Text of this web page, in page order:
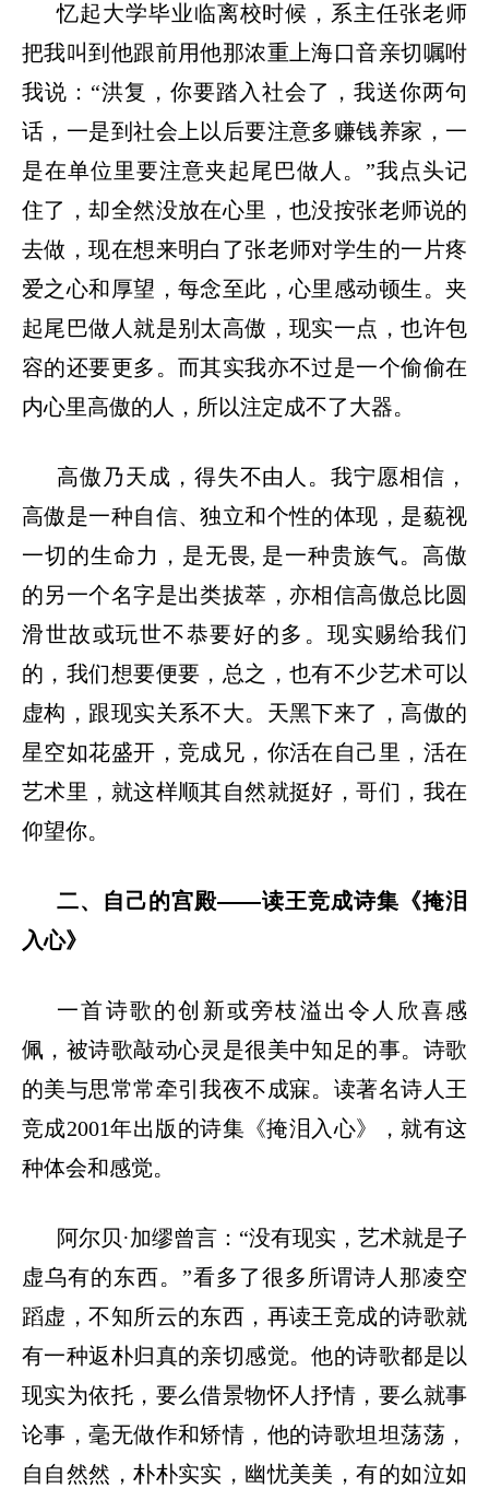
忆起大学毕业临离校时候，系主任张老师
把我叫到他跟前用他那浓重上海口音亲切嘱咐
我说： “洪复，你要踏入社会了，我送你两句
话，一是到社会上以后要注意多赚钱养家，一
是在单位里要注意夹起尾巴做人。”我点头记
住了，却全然没放在心里，也没按张老师说的
去做，现在想来明白了张老师对学生的一片疼
爱之心和厚望，每念至此，心里感动顿生。夹
起尾巴做人就是别太高傲，现实一点，也许包
容的还要更多。而其实我亦不过是一个偷偷在
内心里高傲的人，所以注定成不了大器。
高傲乃天成，得失不由人。我宁愿相信，
高傲是一种自信、独立和个性的体现，是藐视
一切的生命力，是无畏, 是一种贵族气。高傲
的另一个名字是出类拔萃，亦相信高傲总比圆
滑世故或玩世不恭要好的多。现实赐给我们
的，我们想要便要，总之，也有不少艺术可以
虚构，跟现实关系不大。天黑下来了，高傲的
星空如花盛开，竞成兄，你活在自己里，活在
艺术里，就这样顺其自然就挺好，哥们，我在
仰望你。
二、 自己的宫殿——读王竞成诗集《掩泪
入心》
一首诗歌的创新或旁枝溢出令人欣喜感
佩，被诗歌敲动心灵是很美中知足的事。诗歌
的美与思常常牵引我夜不成寐。读著名诗人王
竞成2001年出版的诗集《掩泪入心》，就有这
种体会和感觉。
阿尔贝·加缪曾言： “没有现实，艺术就是子
虚乌有的东西。”看多了很多所谓诗人那凌空
蹈虚，不知所云的东西，再读王竞成的诗歌就
有一种返朴归真的亲切感觉。他的诗歌都是以
现实为依托，要么借景物怀人抒情，要么就事
论事，毫无做作和矫情，他的诗歌坦坦荡荡，
自自然然，朴朴实实，幽忧美美，有的如泣如